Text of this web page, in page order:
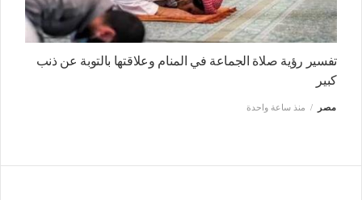
تفسير رؤية صلاة الجماعة في المنام وعلاقتها بالتوبة عن ذنب
كبير
مصر منذ ساعة واحدة